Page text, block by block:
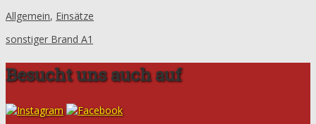
Allgemein, Einsätze
sonstiger Brand A1
Besucht uns auch auf